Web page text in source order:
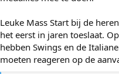
Leuke Mass Start bij de
het eerst in jaren toeslaat.
hebben Swings en de
moeten reageren op de